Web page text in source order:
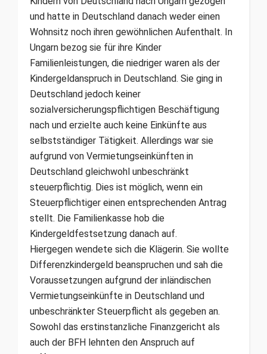
und hatte in Deutschland danach weder einen
Wohnsitz noch ihren gewöhnlichen Aufenthalt. In
Ungarn bezog sie für ihre Kinder
Familienleistungen, die niedriger waren als der
Kindergeldanspruch in Deutschland. Sie ging in
Deutschland jedoch keiner
sozialversicherungspflichtigen Beschäftigung
nach und erzielte auch keine Einkünfte aus
selbstständiger Tätigkeit. Allerdings war sie
aufgrund von Vermietungseinkünften in
Deutschland gleichwohl unbeschränkt
steuerpflichtig. Dies ist möglich, wenn ein
Steuerpflichtiger einen entsprechenden Antrag
stellt. Die Familienkasse hob die
Kindergeldfestsetzung danach auf.
Hiergegen wendete sich die Klägerin. Sie wollte
Differenzkindergeld beanspruchen und sah die
Voraussetzungen aufgrund der inländischen
Vermietungseinkünfte in Deutschland und
unbeschränkter Steuerpflicht als gegeben an.
Sowohl das erstinstanzliche Finanzgericht als
auch der BFH lehnten den Anspruch auf